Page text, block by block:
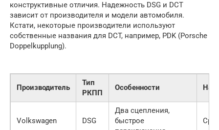
конструктивные отличия. Надежность DSG и DCT
зависит от производителя и модели автомобиля.
Кстати, некоторые производители используют
собственные названия для DCT, например, PDK (Porsche
Doppelkupplung).
Производитель
Тип
РКПП
Особенности
Volkswagen DSG
Два сцепления,
быстрое